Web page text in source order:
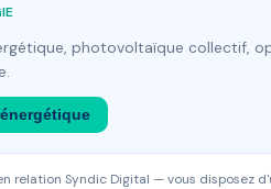
photovoltaïque collectif,
relation Syndic Digital — vous disposez